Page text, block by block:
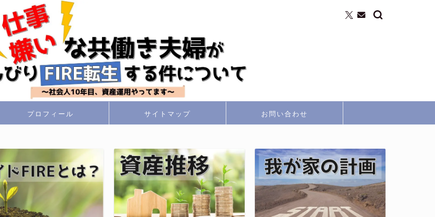
プロフィール サイトマップ お問い合わせ